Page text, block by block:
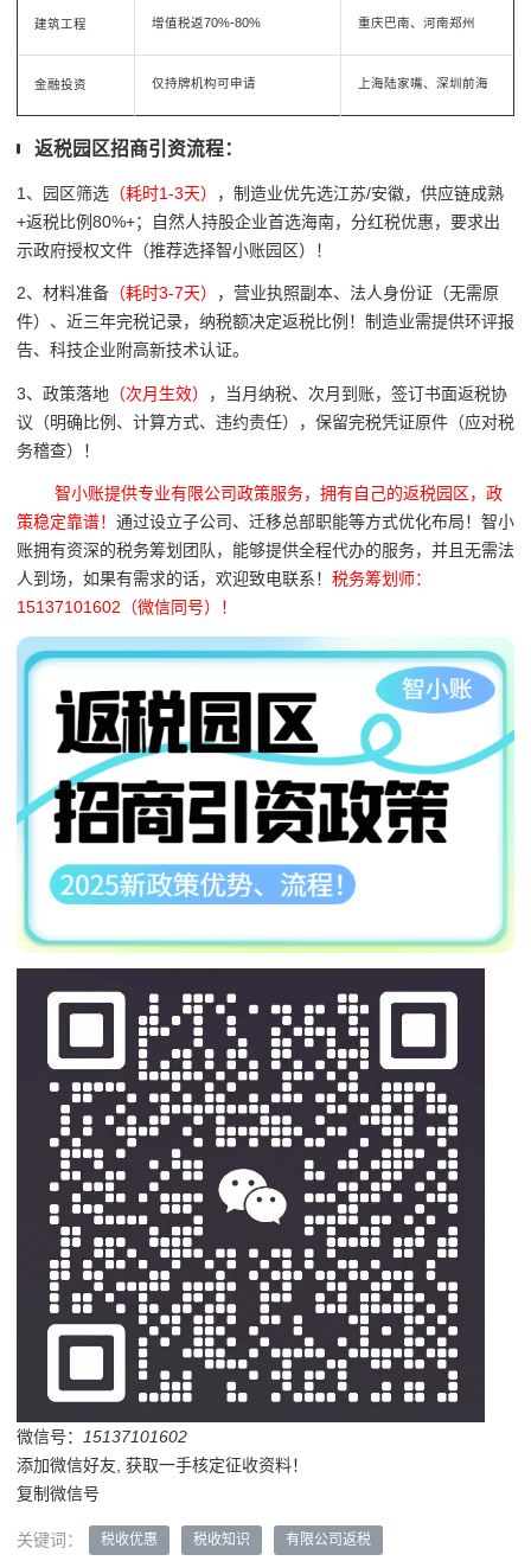
建筑工程 增值税返70%-80% 重庆巴南、河南郑州
金融投资 仅持牌机构可申请 上海陆家嘴、深圳前海
返税园区招商引资流程：
1、园区筛选 （耗时1-3天）
，制造业优先选江苏/安徽，供应链成熟
+返税比例80%+；自然人持股企业首选海南，分红税优惠， 要求出
示政府授权文件（推荐选择智小账园区）！
2、材料准备 （耗时3-7天）
，营业执照副本、法人身份证（无需原
件）、近三年完税记录，纳税额决定返税比例！制造业需提供环评报
告、科技企业附高新技术认证。
3、政策落地 （次月生效）
，当月纳税、次月到账，签订书面返税协
议（明确比例、计算方式、违约责任），保留完税凭证原件（应对税
务稽查）！
智小账提供专业有限公司政策服务，拥有自己的返税园区，政
策稳定靠谱！ 通过设立子公司、迁移总部职能等方式优化布局！智小
账拥有资深的税务筹划团队，能够提供全程代办的服务，并且无需法
人到场，如果有需求的话，欢迎致电联系！ 税务筹划师：
15137101602（微信同号）！
微信号：
15137101602
添加微信好友, 获取一手核定征收资料！
复制微信号
关键词： 税收优惠 税收知识 有限公司返税